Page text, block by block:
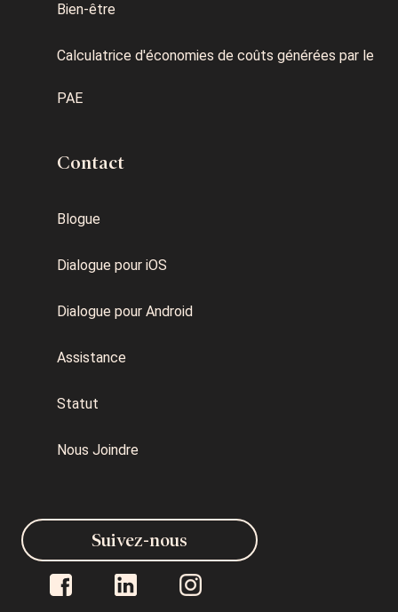
Bien-être
Calculatrice d'économies de coûts générées par le
PAE
Contact
Blogue
Dialogue pour iOS
Dialogue pour Android
Assistance
Statut
Nous Joindre
Suivez-nous